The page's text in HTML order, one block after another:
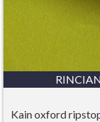
Kain oxford